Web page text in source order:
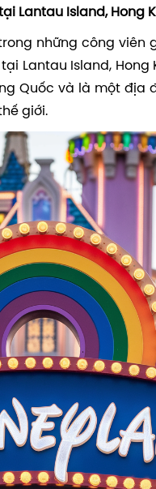
Lantau Island, Hong
những công viên
Lantau Island, Hong
Quốc và là một địa
giới.